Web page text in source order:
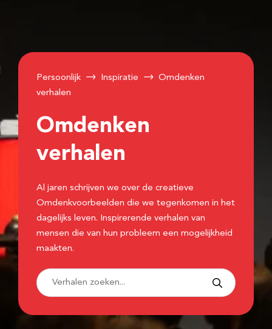
Persoonlijk Inspiratie
Omdenken
verhalen
Omdenken
verhalen
Al jaren schrijven we over de creatieve
Omdenkvoorbeelden die we tegenkomen in het
dagelijks leven. Inspirerende verhalen van
mensen die van hun probleem een mogelijkheid
maakten.